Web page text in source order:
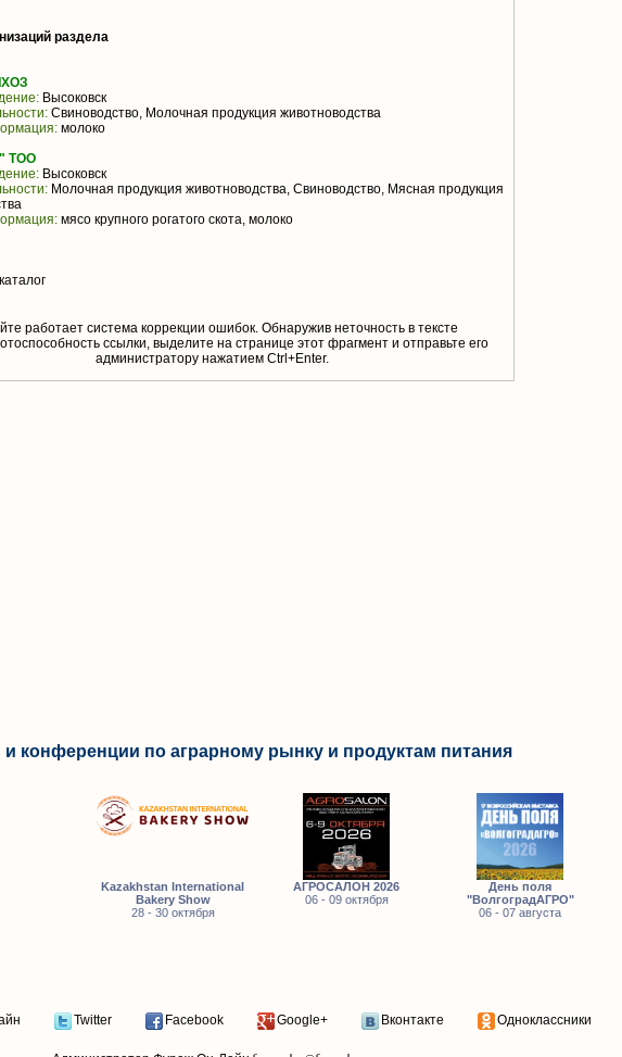
раздела
Высоковск
Свиноводство, Молочная продукция животноводства
молоко
ТОО
Высоковск
Молочная продукция животноводства, Свиноводство, Мясная продукция
мясо крупного рогатого скота, молоко
работает система коррекции ошибок. Обнаружив неточность в тексте
ссылки, выделите на странице этот фрагмент и отправьте его
aдминистратору нажатием Ctrl+Enter.
и конференции по аграрному рынку и продуктам питания
Kazakhstan International
Bakery Show
28 - 30 октября
АГРОСАЛОН 2026
06 - 09 октября
День поля
"ВолгоградАГРО"
06 - 07 августа
Twitter Facebook Google+ Вконтакте Одноклассники